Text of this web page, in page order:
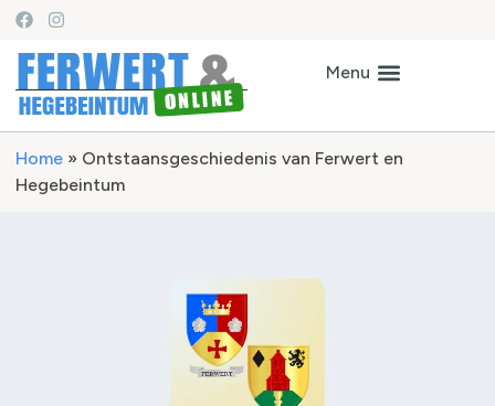
Home » Ontstaansgeschiedenis van Ferwert en
Hegebeintum